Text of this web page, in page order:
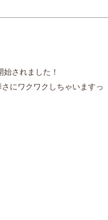
されました！
にワクワクしちゃいますっ